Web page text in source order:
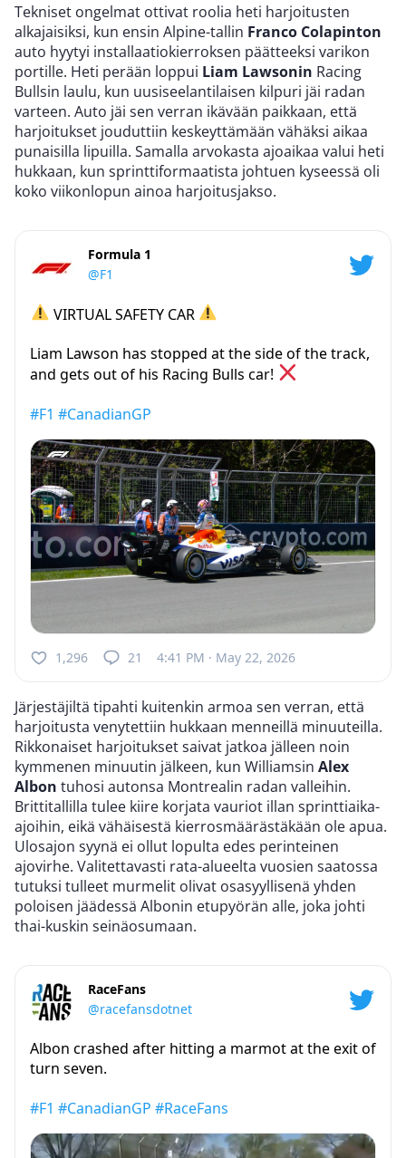
Tekniset ongelmat ottivat roolia heti harjoitusten
alkajaisiksi, kun ensin Alpine-tallin Franco Colapinton
auto hyytyi installaatiokierroksen päätteeksi varikon
portille. Heti perään loppui Liam Lawsonin Racing
Bullsin laulu, kun uusiseelantilaisen kilpuri jäi radan
varteen. Auto jäi sen verran ikävään paikkaan, että
harjoitukset jouduttiin keskeyttämään vähäksi aikaa
punaisilla lipuilla. Samalla arvokasta ajoaikaa valui heti
hukkaan, kun sprinttiformaatista johtuen kyseessä oli
koko viikonlopun ainoa harjoitusjakso.
Formula 1
@F1
VIRTUAL SAFETY CAR
Liam Lawson has stopped at the side of the track,
and gets out of his Racing Bulls car!
#F1 #CanadianGP
1,296 21 4:41 PM · May 22, 2026
Järjestäjiltä tipahti kuitenkin armoa sen verran, että
harjoitusta venytettiin hukkaan menneillä minuuteilla.
Rikkonaiset harjoitukset saivat jatkoa jälleen noin
kymmenen minuutin jälkeen, kun Williamsin Alex
Albon tuhosi autonsa Montrealin radan valleihin.
Brittitallilla tulee kiire korjata vauriot illan sprinttiaika-
ajoihin, eikä vähäisestä kierrosmäärästäkään ole apua.
Ulosajon syynä ei ollut lopulta edes perinteinen
ajovirhe. Valitettavasti rata-alueelta vuosien saatossa
tutuksi tulleet murmelit olivat osasyyllisenä yhden
poloisen jäädessä Albonin etupyörän alle, joka johti
thai-kuskin seinäosumaan.
RaceFans
@racefansdotnet
Albon crashed after hitting a marmot at the exit of
turn seven.
#F1 #CanadianGP #RaceFans